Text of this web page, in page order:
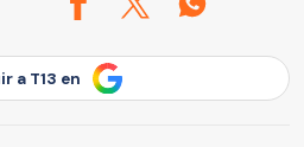
a T13 en